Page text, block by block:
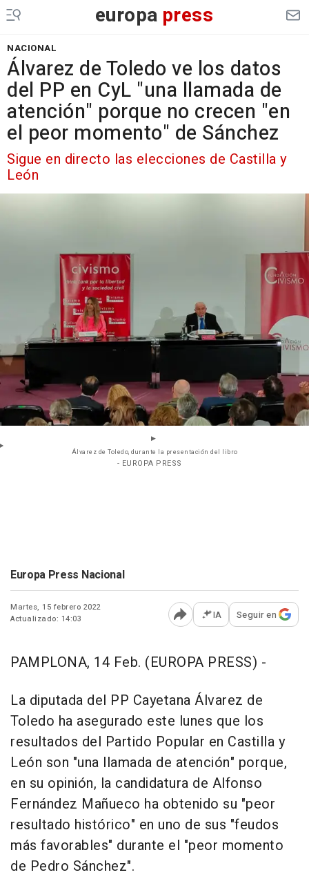
europa press
NACIONAL
Álvarez de Toledo ve los datos
del PP en CyL "una llamada de
atención" porque no crecen "en
el peor momento" de Sánchez
Sigue en directo las elecciones de Castilla y
León
Álvarez de Toledo, durante la presentación del libro
- EUROPA PRESS
Europa Press Nacional
Martes, 15 febrero 2022
Actualizado: 14:03
Abrir opciones para
IA Seguir en
PAMPLONA, 14 Feb. (EUROPA PRESS) -
La diputada del PP Cayetana Álvarez de
Toledo ha asegurado este lunes que los
resultados del Partido Popular en Castilla y
León son "una llamada de atención" porque,
en su opinión, la candidatura de Alfonso
Fernández Mañueco ha obtenido su "peor
resultado histórico" en uno de sus "feudos
más favorables" durante el "peor momento
de Pedro Sánchez".